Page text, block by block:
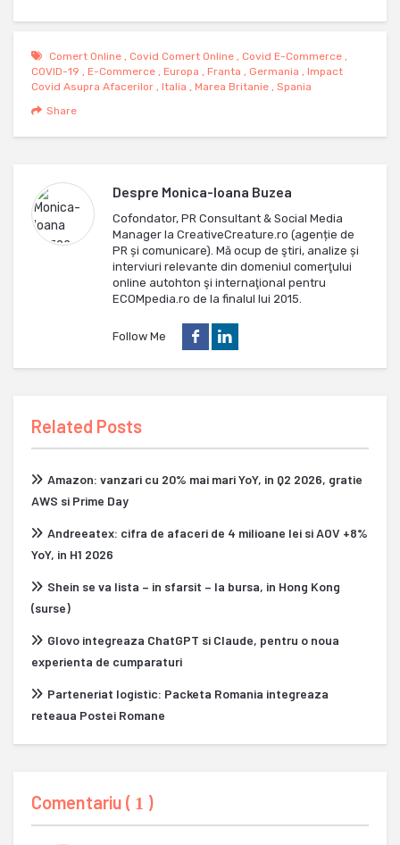
Comert Online , Covid Comert Online , Covid E-Commerce ,
COVID-19 , E-Commerce , Europa , Franta , Germania , Impact
Covid Asupra Afacerilor , Italia , Marea Britanie , Spania
Share
Despre Monica-Ioana Buzea
Cofondator, PR Consultant & Social Media
Manager la CreativeCreature.ro (agenție de
PR și comunicare). Mă ocup de ştiri, analize și
interviuri relevante din domeniul comerţului
online autohton şi internaţional pentru
ECOMpedia.ro de la finalul lui 2015.
Follow Me
Related Posts
Amazon: vanzari cu 20% mai mari YoY, in Q2 2026, gratie
AWS si Prime Day
Andreeatex: cifra de afaceri de 4 milioane lei si AOV +8%
YoY, in H1 2026
Shein se va lista – in sfarsit – la bursa, in Hong Kong
(surse)
Glovo integreaza ChatGPT si Claude, pentru o noua
experienta de cumparaturi
Parteneriat logistic: Packeta Romania integreaza
reteaua Postei Romane
Comentariu ( 1 )